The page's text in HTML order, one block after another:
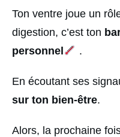
Ton ventre joue un
digestion, c’est ton
personnel
.
En écoutant ses
sur ton bien-être.
Alors, la prochaine